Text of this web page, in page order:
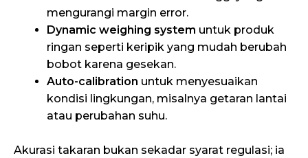
mengurangi margin error.
Dynamic weighing system untuk produk
ringan seperti keripik yang mudah berubah
bobot karena gesekan.
Auto-calibration untuk menyesuaikan
kondisi lingkungan, misalnya getaran lantai
atau perubahan suhu.
Akurasi takaran bukan sekadar syarat regulasi; ia